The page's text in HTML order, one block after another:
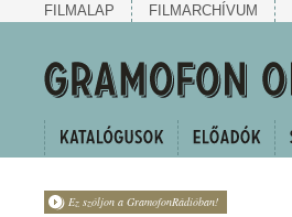
FILMALAP FILMARCHÍVUM
Ez szóljon a GramofonRádióban!